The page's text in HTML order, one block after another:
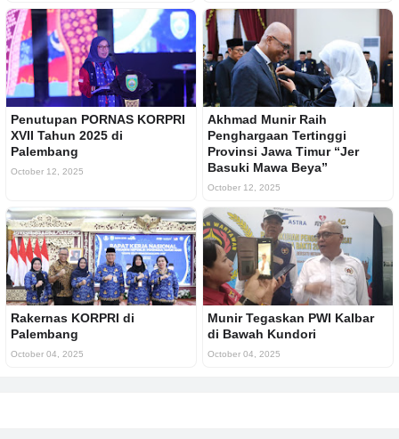
Penutupan PORNAS KORPRI
XVII Tahun 2025 di
Palembang
October 12, 2025
Akhmad Munir Raih
Penghargaan Tertinggi
Provinsi Jawa Timur “Jer
Basuki Mawa Beya”
October 12, 2025
Rakernas KORPRI di
Palembang
October 04, 2025
Munir Tegaskan PWI Kalbar
di Bawah Kundori
October 04, 2025